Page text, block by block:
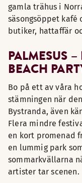
gamla trähus i
säsongsöppet kafé
butiker, hattaffär
PALMESUS
BEACH
Bo på ett av våra
stämningen när
Bystranda, även
Flera mindre
en kort promenad
en lummig park
sommarkvällarna
artister tar scenen.